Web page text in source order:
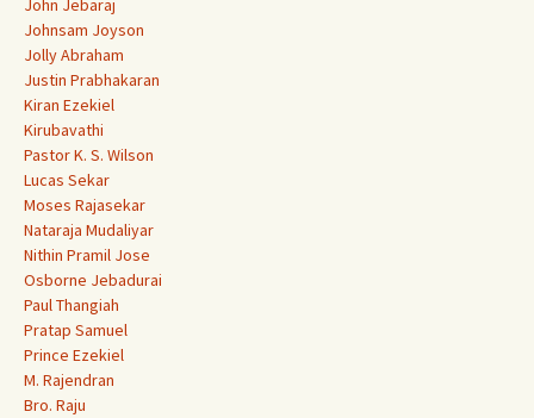
John Jebaraj
Johnsam Joyson
Jolly Abraham
Justin Prabhakaran
Kiran Ezekiel
Kirubavathi
Pastor K. S. Wilson
Lucas Sekar
Moses Rajasekar
Nataraja Mudaliyar
Nithin Pramil Jose
Osborne Jebadurai
Paul Thangiah
Pratap Samuel
Prince Ezekiel
M. Rajendran
Bro. Raju